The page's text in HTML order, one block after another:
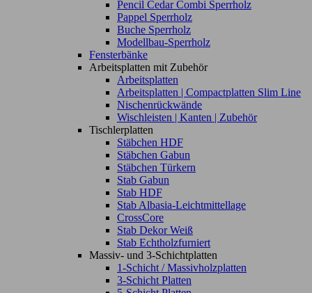
Pencil Cedar Combi Sperrholz
Pappel Sperrholz
Buche Sperrholz
Modellbau-Sperrholz
Fensterbänke
Arbeitsplatten mit Zubehör
Arbeitsplatten
Arbeitsplatten | Compactplatten Slim Line
Nischenrückwände
Wischleisten | Kanten | Zubehör
Tischlerplatten
Stäbchen HDF
Stäbchen Gabun
Stäbchen Türkern
Stab Gabun
Stab HDF
Stab Albasia-Leichtmittellage
CrossCore
Stab Dekor Weiß
Stab Echtholzfurniert
Massiv- und 3-Schichtplatten
1-Schicht / Massivholzplatten
3-Schicht Platten